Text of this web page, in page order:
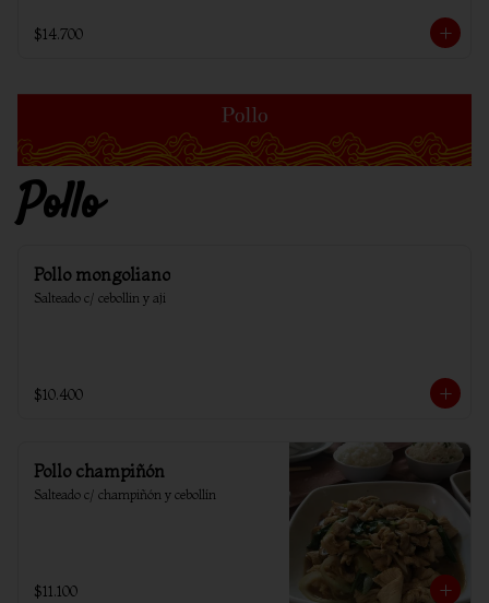
$14.700
Pollo
Pollo mongoliano
Salteado c/ cebollin y aji
$10.400
Pollo champiñón
Salteado c/ champiñón y cebollín
$11.100